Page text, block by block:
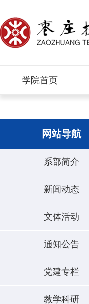
学院首页
网站导航
系部简介
新闻动态
文体活动
通知公告
党建专栏
教学科研